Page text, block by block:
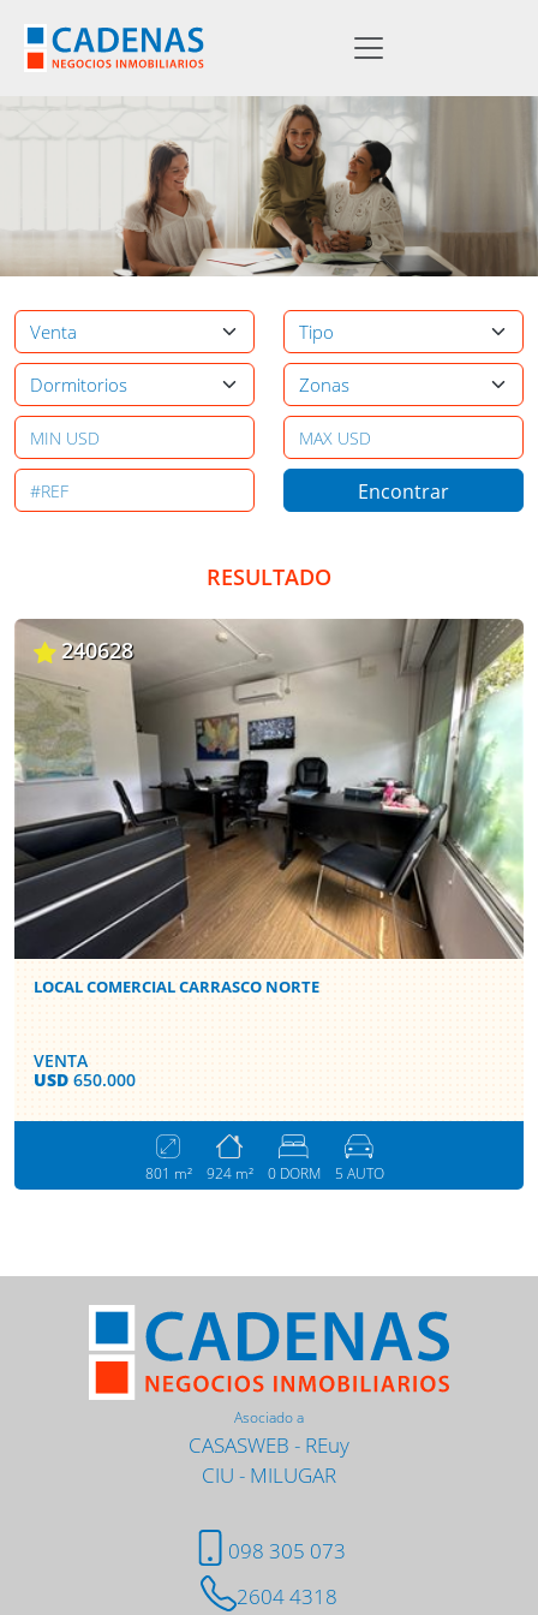
RESULTADO
240628
LOCAL COMERCIAL CARRASCO NORTE
VENTA
USD 650.000
801 m² 924 m² 0 DORM 5 AUTO
Asociado a
CASASWEB - REuy
CIU - MILUGAR
098 305 073
2604 4318